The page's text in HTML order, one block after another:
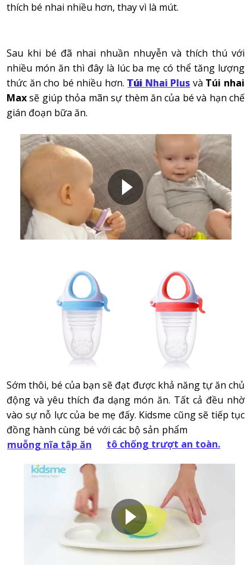
thích bé nhai nhiều hơn, thay vì là mút.
Sau khi bé đã nhai nhuần nhuyễn và thích thú với
nhiều món ăn thì đây là lúc ba mẹ có thể tăng lượng
thức ăn cho bé nhiều hơn. Túi Nhai Plus và Túi nhai
Maxsẽ giúp thỏa mãn sự thèm ăn của bé và hạn chế
gián đoạn bữa ăn.
Sớm thôi, bé của bạn sẽ đạt được khả năng tự ăn chủ
động và yêu thích đa dạng món ăn. Tất cả đều nhờ
vào sự nỗ lực của be mẹ đấy. Kidsme cũng sẽ tiếp tục
đồng hành cùng bé với các bộ sản phẩm
Túi Nhai Plus
muỗng nĩa tập ăn tô chống trượt an toàn.